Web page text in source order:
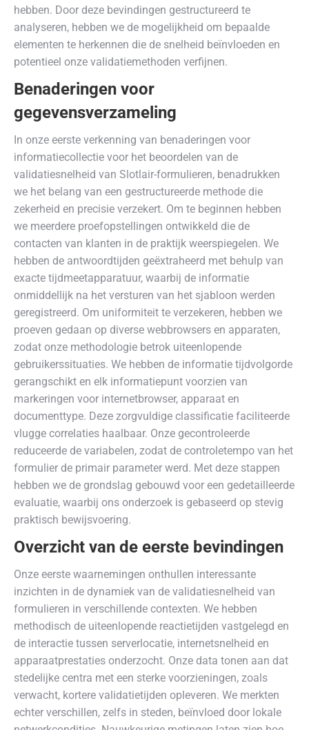
hebben. Door deze bevindingen gestructureerd te
analyseren, hebben we de mogelijkheid om bepaalde
elementen te herkennen die de snelheid beïnvloeden en
potentieel onze validatiemethoden verfijnen.
Benaderingen voor
gegevensverzameling
In onze eerste verkenning van benaderingen voor
informatiecollectie voor het beoordelen van de
validatiesnelheid van Slotlair-formulieren, benadrukken
we het belang van een gestructureerde methode die
zekerheid en precisie verzekert. Om te beginnen hebben
we meerdere proefopstellingen ontwikkeld die de
contacten van klanten in de praktijk weerspiegelen. We
hebben de antwoordtijden geëxtraheerd met behulp van
exacte tijdmeetapparatuur, waarbij de informatie
onmiddellijk na het versturen van het sjabloon werden
geregistreerd. Om uniformiteit te verzekeren, hebben we
proeven gedaan op diverse webbrowsers en apparaten,
zodat onze methodologie betrok uiteenlopende
gebruikerssituaties. We hebben de informatie tijdvolgorde
gerangschikt en elk informatiepunt voorzien van
markeringen voor internetbrowser, apparaat en
documenttype. Deze zorgvuldige classificatie faciliteerde
vlugge correlaties haalbaar. Onze gecontroleerde
reduceerde de variabelen, zodat de controletempo van het
formulier de primair parameter werd. Met deze stappen
hebben we de grondslag gebouwd voor een gedetailleerde
evaluatie, waarbij ons onderzoek is gebaseerd op stevig
praktisch bewijsvoering.
Overzicht van de eerste bevindingen
Onze eerste waarnemingen onthullen interessante
inzichten in de dynamiek van de validatiesnelheid van
formulieren in verschillende contexten. We hebben
methodisch de uiteenlopende reactietijden vastgelegd en
de interactie tussen serverlocatie, internetsnelheid en
apparaatprestaties onderzocht. Onze data tonen aan dat
stedelijke centra met een sterke voorzieningen, zoals
verwacht, kortere validatietijden opleveren. We merkten
echter verschillen, zelfs in steden, beïnvloed door lokale